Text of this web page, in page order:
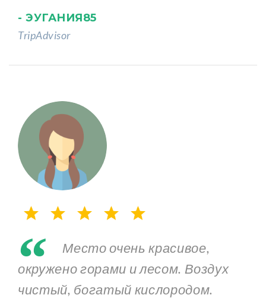
- ЭУГАНИЯ85
TripAdvisor
“
Место очень красивое,
окружено горами и лесом. Воздух
чистый, богатый кислородом.